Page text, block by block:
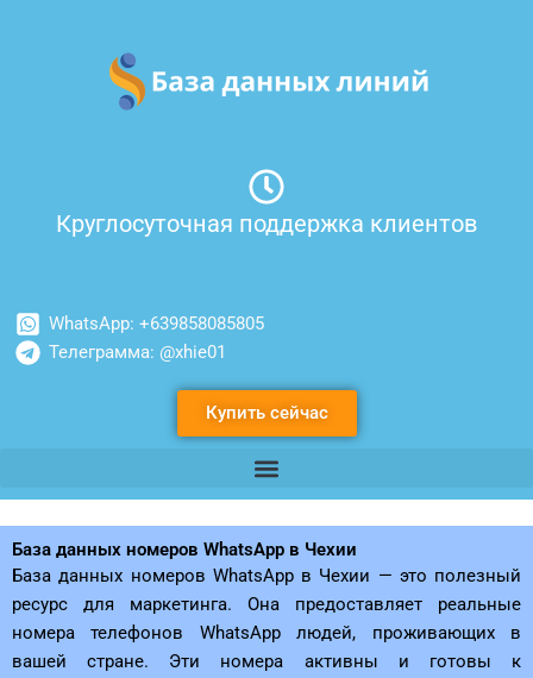
содержимому
Круглосуточная поддержка клиентов
WhatsApp: +639858085805
Телеграмма: @xhie01
Купить сейчас
База данных номеров WhatsApp в Чехии
База данных номеров WhatsApp в Чехии — это полезный
ресурс для маркетинга. Она предоставляет реальные
номера телефонов WhatsApp людей, проживающих в
вашей стране. Эти номера активны и готовы к